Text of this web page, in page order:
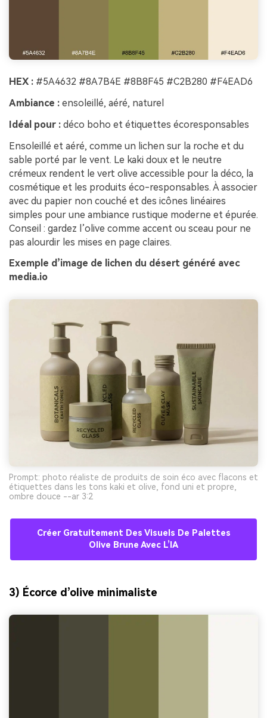
HEX : #5A4632 #8A7B4E #8B8F45 #C2B280 #F4EAD6
Ambiance : ensoleillé, aéré, naturel
Idéal pour : déco boho et étiquettes écoresponsables
Ensoleillé et aéré, comme un lichen sur la roche et du
sable porté par le vent. Le kaki doux et le neutre
crémeux rendent le vert olive accessible pour la déco, la
cosmétique et les produits éco-responsables. À associer
avec du papier non couché et des icônes linéaires
simples pour une ambiance rustique moderne et épurée.
Conseil : gardez l’olive comme accent ou sceau pour ne
pas alourdir les mises en page claires.
Exemple d’image de lichen du désert généré avec
media.io
Prompt: photo réaliste de produits de soin éco avec flacons et
étiquettes dans les tons kaki et olive, fond uni et propre,
ombre douce --ar 3:2
Créer Gratuitement Des Visuels De Palettes
Olive Brune Avec L’IA
3) Écorce d’olive minimaliste